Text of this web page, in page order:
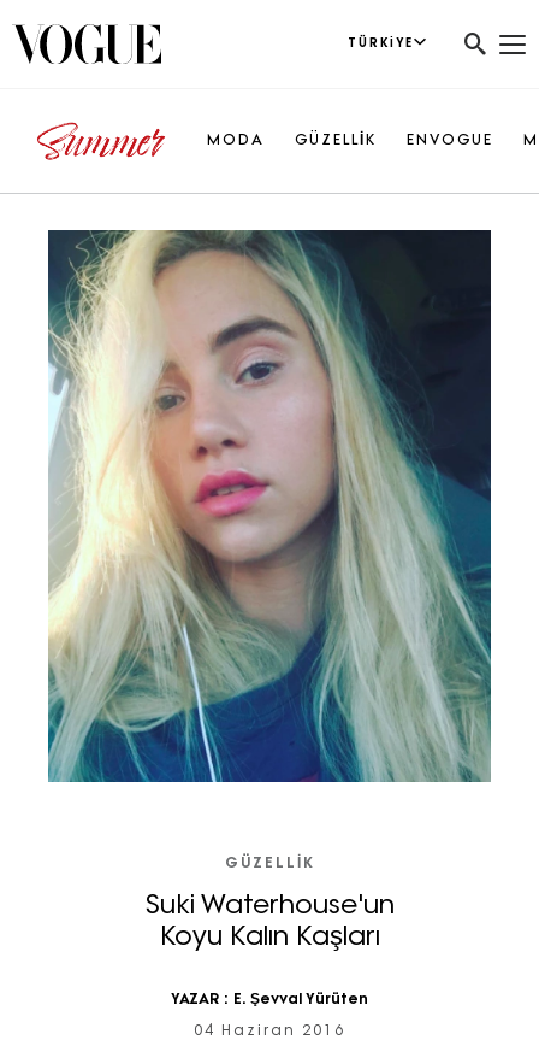
TÜRKIYE
MODA GÜZELLİK ENVOGUE
GÜZELLIK
Suki Waterhouse'un
Koyu Kalın Kaşları
YAZAR : E. Şevval Yürüten
04 Haziran 2016